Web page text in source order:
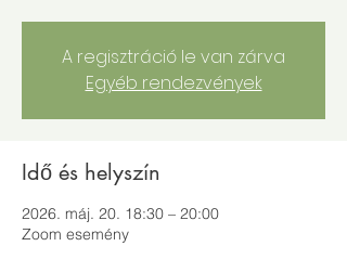
A regisztráció le van zárva
Egyéb rendezvények
Idő és helyszín
2026. máj. 20. 18:30 – 20:00
Zoom esemény